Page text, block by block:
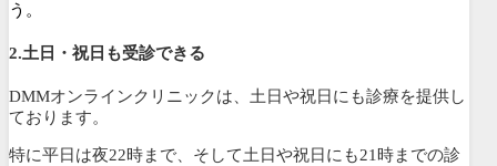
う。
2.土日・祝日も受診できる
DMMオンラインクリニックは、土日や祝日にも診療を提供し
ております。
特に平日は夜22時まで、そして土日や祝日にも21時までの診